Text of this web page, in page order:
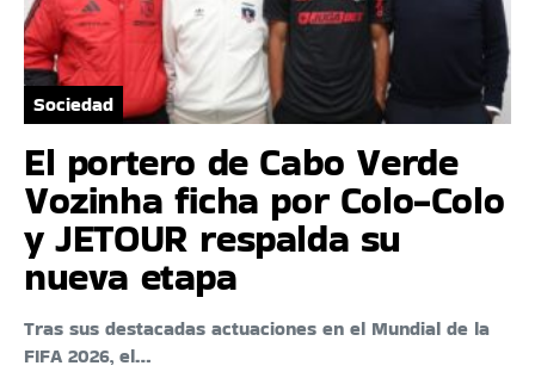
Sociedad
El portero de Cabo Verde
Vozinha ficha por Colo-Colo
y JETOUR respalda su
nueva etapa
Tras sus destacadas actuaciones en el Mundial de la
FIFA 2026, el…